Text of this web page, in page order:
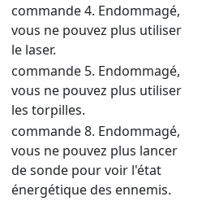
commande 4. Endommagé,
vous ne pouvez plus utiliser
le laser.
commande 5. Endommagé,
vous ne pouvez plus utiliser
les torpilles.
commande 8. Endommagé,
vous ne pouvez plus lancer
de sonde pour voir l'état
énergétique des ennemis.